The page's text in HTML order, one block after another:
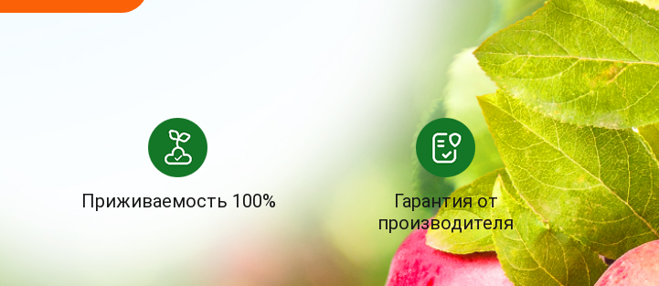
Приживаемость 100%
Гарантия от
производителя